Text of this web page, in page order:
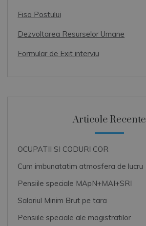
Fisa Postului
Dezvoltarea Resurselor Umane
Formular de Exit interviu
Articole Recente
OCUPATII SI CODURI COR
Cum imbunatatim atmosfera de lucru
Pensiile speciale MApN+MAI+SRI
Salariul Minim Brut pe tara
Pensiile speciale ale magistratilor